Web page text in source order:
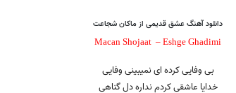
دانلود آهنگعشق قدیمی از ماکان شجاعت
Macan Shojaat –Eshge Ghadimi
بی وفایی کرده ای نمیبینی وفایی
خدایا عاشقی کردم نداره دل گناهی